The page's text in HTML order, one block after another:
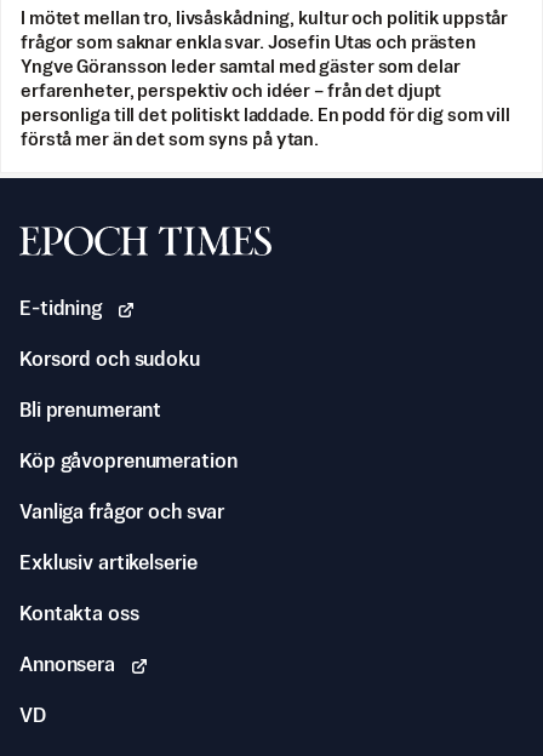
I mötet mellan tro, livsåskådning, kultur och politik uppstår
frågor som saknar enkla svar. Josefin Utas och prästen
Yngve Göransson leder samtal med gäster som delar
erfarenheter, perspektiv och idéer – från det djupt
personliga till det politiskt laddade. En podd för dig som vill
förstå mer än det som syns på ytan.
Svenska Epoch Times
E-tidning
Korsord och sudoku
Bli prenumerant
Köp gåvoprenumeration
Vanliga frågor och svar
Exklusiv artikelserie
Kontakta oss
Annonsera
VD